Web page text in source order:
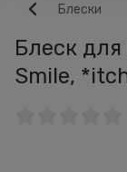
Блески
Блеск
Smile,